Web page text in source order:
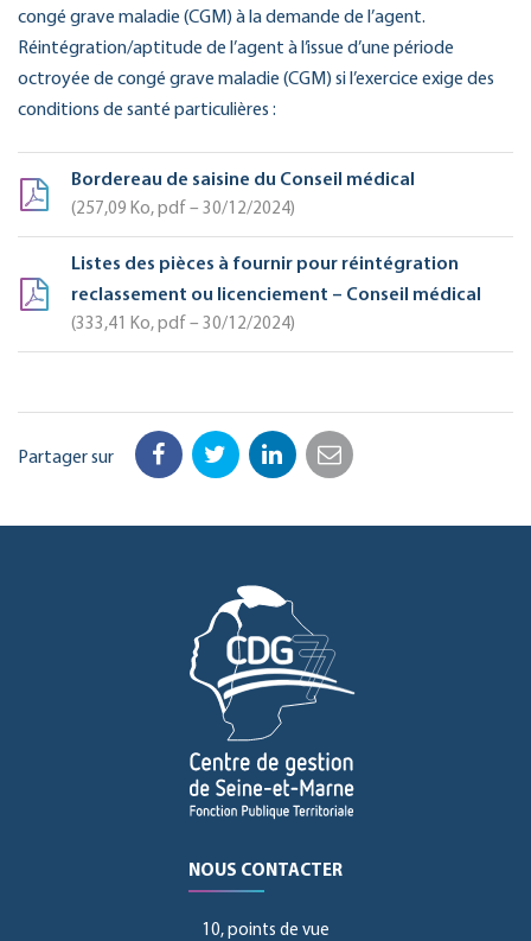
congé grave maladie (CGM) à la demande de l’agent.
Réintégration/aptitude de l’agent à l’issue d’une période
octroyée de congé grave maladie (CGM) si l’exercice exige des
conditions de santé particulières :
Bordereau de saisine du Conseil médical
257,09 Ko, pdf – 30/12/2024
Listes des pièces à fournir pour réintégration
reclassement ou licenciement – Conseil médical
333,41 Ko, pdf – 30/12/2024
Partager sur Facebook
TwitterLinkedIn
Email
NOUS CONTACTER
10, points de vue